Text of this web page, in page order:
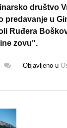
društvo
predavanje u
Ruđera
zovu".
Objavljeno u